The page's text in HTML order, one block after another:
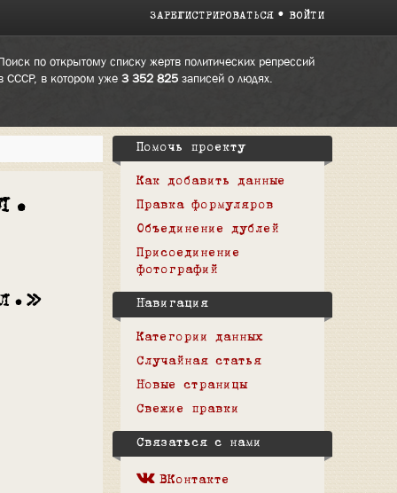
ЗАРЕГИСТРИРОВАТЬСЯ ВОЙТИ
по открытому списку жертв политических репрессий
СССР, в котором уже 3 352 825записей о людях.
Помочь проекту
Как добавить данные
Правка формуляров
Объединение дублей
Присоединение
фотографий
Навигация
Категории данных
Случайная статья
Новые страницы
Свежие правки
Связаться с нами
ВКонтакте